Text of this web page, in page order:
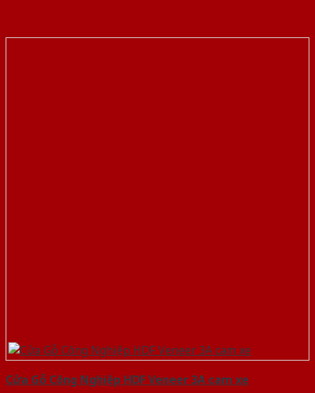
Cửa Gỗ Công Nghiệp HDF Veneer 3A cam xe